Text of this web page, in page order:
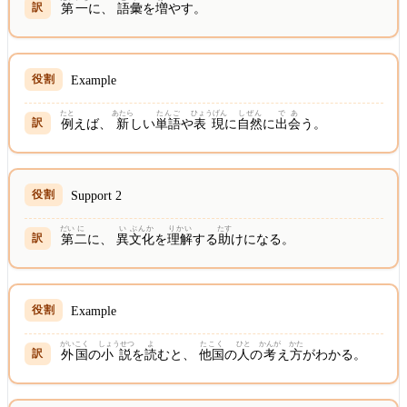
第一に、語彙を増やす。
Example
例
たと
えば、 新
あたら
しい単語
たんご
や表現
ひょうげん
に 自然
しぜん
に出会
であ
う。
Support 2
第
だい
二
に
に、異
い
文化
ぶんか
を理解
りかい
する助
たす
けになる。
Example
外国
がいこく
の小説
しょうせつ
を読
よ
むと、他国
たこく
の人
ひと
の考
かんが
え方
かた
がわかる。